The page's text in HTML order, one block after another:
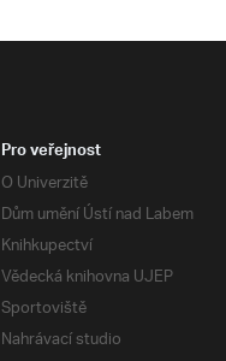
Pro veřejnost
O Univerzitě
Dům umění Ústí nad Labem
Knihkupectví
Vědecká knihovna UJEP
Sportoviště
Nahrávací studio